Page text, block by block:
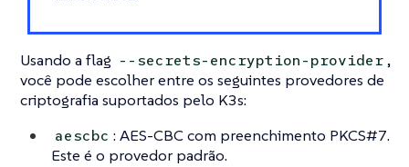
Usando a flag --secrets-encryption-provider,
você pode escolher entre os seguintes provedores de
criptografia suportados pelo K3s:
aescbc : AES-CBC com preenchimento PKCS#7.
Este é o provedor padrão.